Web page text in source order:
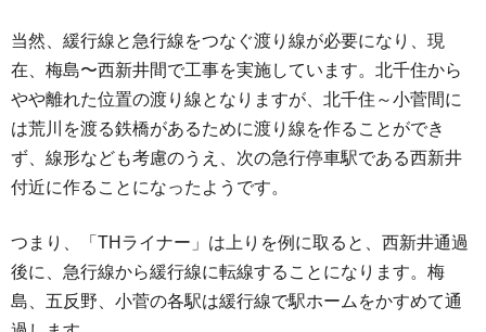
当然、緩行線と急行線をつなぐ渡り線が必要になり、現
在、梅島〜西新井間で工事を実施しています。北千住から
やや離れた位置の渡り線となりますが、北千住～小菅間に
は荒川を渡る鉄橋があるために渡り線を作ることができ
ず、線形なども考慮のうえ、次の急行停車駅である西新井
付近に作ることになったようです。
つまり、「THライナー」は上りを例に取ると、西新井通過
後に、急行線から緩行線に転線することになります。梅
島、五反野、小菅の各駅は緩行線で駅ホームをかすめて通